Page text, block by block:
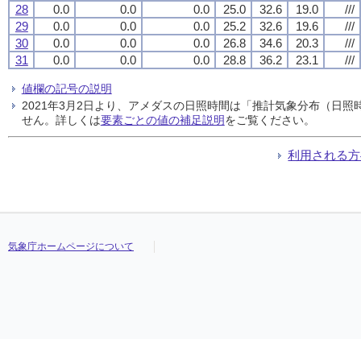
28
0.0 0.0 0.0 25.0 32.6 19.0
///
29
0.0 0.0 0.0 25.2 32.6 19.6
///
30
0.0 0.0 0.0 26.8 34.6 20.3
///
31
0.0 0.0 0.0 28.8 36.2 23.1 ///
値欄の記号の説明
2021年3月2日より、アメダスの日照時間は「推計気象分布（日
せん。詳しくは要素ごとの値の補足説明をご覧ください。
利用される
気象庁ホームページについて